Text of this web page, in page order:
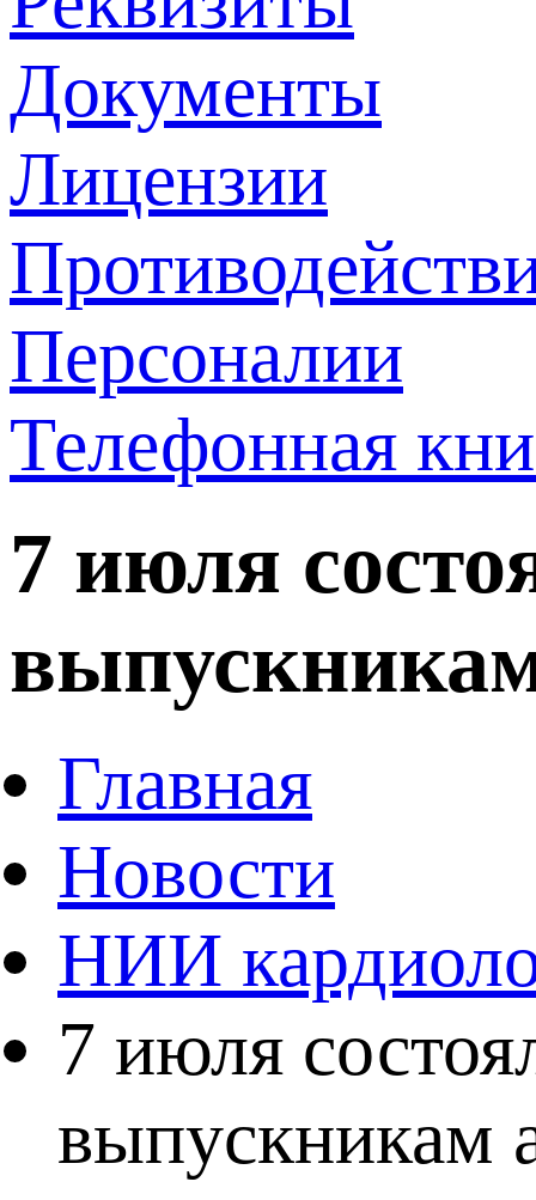
Документы
Лицензии
Персоналии
Телефонная
7 июля
Главная
Новости
НИИ
7 июля
выпускникам